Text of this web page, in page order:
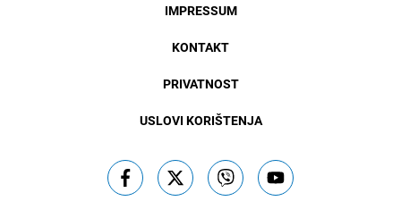
IMPRESSUM
KONTAKT
PRIVATNOST
USLOVI KORIŠTENJA